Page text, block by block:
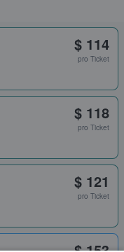
$ 114
pro Ticket
$ 118
pro Ticket
$ 121
pro Ticket